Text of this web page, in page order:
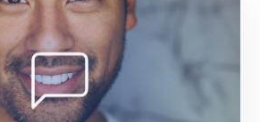
tu negocio, vinculación de
y Business Manager. Acelerando
en La Vega.